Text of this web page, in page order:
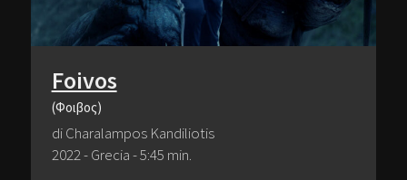
Foivos
(Φοιβος)
di Charalampos Kandiliotis
2022 - Grecia - 5:45 min.